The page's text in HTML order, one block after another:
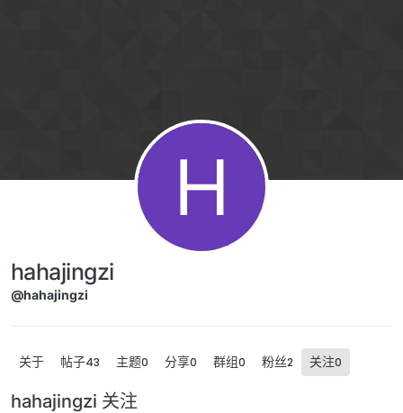
H
hahajingzi
@hahajingzi
关于 帖子43 主题0 分享0 群组0 粉丝2 关注0
hahajingzi 关注